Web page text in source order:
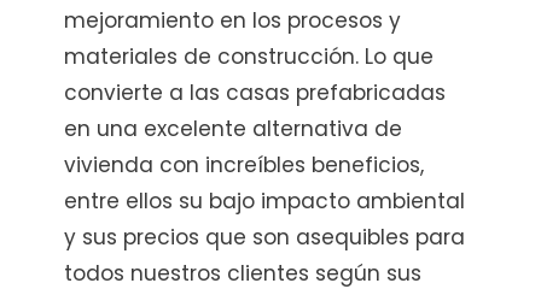
mejoramiento en los procesos y
materiales de construcción. Lo que
convierte a las casas prefabricadas
en una excelente alternativa de
vivienda con increíbles beneficios,
entre ellos su bajo impacto ambiental
y sus precios que son asequibles para
todos nuestros clientes según sus